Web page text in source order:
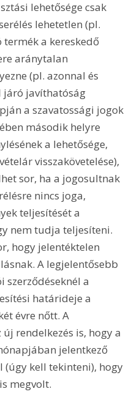
lehetősége csak
lehetetlen (pl.
termék a kereskedő
aránytalan
(pl. azonnal és
járó javíthatóság
a szavatossági jogok
második helyre
a lehetősége,
visszakövetelése),
sor, ha a jogosultnak
nincs joga,
teljesítését a
nem tudja teljesíteni.
hogy jelentéktelen
A legjelentősebb
szerződéseknél a
határideje a
évre nőtt. A
rendelkezés is, hogy a
jelentkező
(úgy kell tekinteni), hogy
megvolt.